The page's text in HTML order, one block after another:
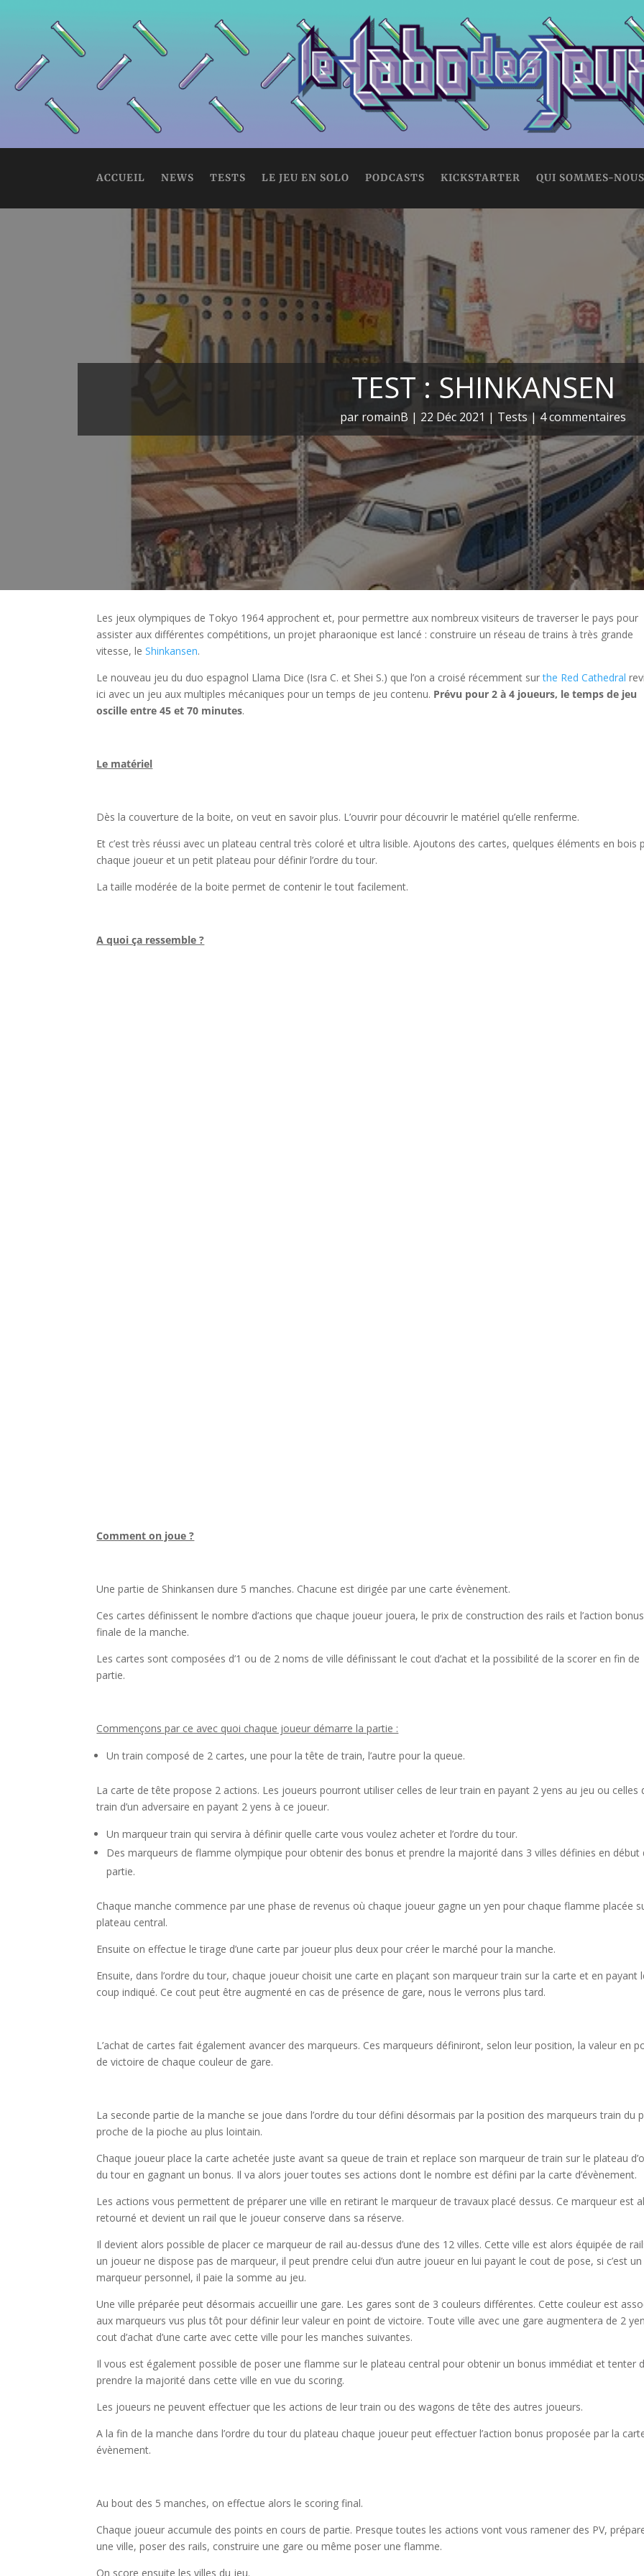
ACCUEIL NEWS TESTS LE JEU EN SOLO PODCASTS KICKSTARTER QUI SOMMES-
TEST : SHINKANSEN
par romainB | 22 Déc 2021 | Tests | 4 commentaires
Les jeux olympiques de Tokyo 1964 approchent et, pour permettre aux nombreux visiteurs de traverser le pays pour
assister aux différentes compétitions, un projet pharaonique est lancé : construire un réseau de trains à très grande
vitesse, leShinkansen.
Le nouveau jeu du duo espagnol Llama Dice (Isra C. et Shei S.) que l’on a croisé récemment surthe Red Cathedral
ici avec un jeu aux multiples mécaniques pour un temps de jeu contenu. Prévu pour 2 à 4 joueurs, le temps de jeu
oscille entre 45 et 70 minutes.
Le matériel
Dès la couverture de la boite, on veut en savoir plus. L’ouvrir pour découvrir le matériel qu’elle renferme.
Et c’est très réussi avec un plateau central très coloré et ultra lisible. Ajoutons des cartes, quelques éléments en bois
chaque joueur et un petit plateau pour définir l’ordre du tour.
La taille modérée de la boite permet de contenir le tout facilement.
A quoi ça ressemble ?
Comment on joue ?
Une partie de Shinkansen dure 5 manches. Chacune est dirigée par une carte évènement.
Ces cartes définissent le nombre d’actions que chaque joueur jouera, le prix de construction des rails et l’action bonus
finale de la manche.
Les cartes sont composées d’1 ou de 2 noms de ville définissant le cout d’achat et la possibilité de la scorer en fin de
partie.
Commençons par ce avec quoi chaque joueur démarre la partie :
Un train composé de 2 cartes, une pour la tête de train, l’autre pour la queue.
La carte de tête propose 2 actions. Les joueurs pourront utiliser celles de leur train en payant 2 yens au jeu ou celles
train d’un adversaire en payant 2 yens à ce joueur.
Un marqueur train qui servira à définir quelle carte vous voulez acheter et l’ordre du tour.
Des marqueurs de flamme olympique pour obtenir des bonus et prendre la majorité dans 3 villes définies en début
partie.
Chaque manche commence par une phase de revenus où chaque joueur gagne un yen pour chaque flamme placée
plateau central.
Ensuite on effectue le tirage d’une carte par joueur plus deux pour créer le marché pour la manche.
Ensuite, dans l’ordre du tour, chaque joueur choisit une carte en plaçant son marqueur train sur la carte et en payant
coup indiqué. Ce cout peut être augmenté en cas de présence de gare, nous le verrons plus tard.
L’achat de cartes fait également avancer des marqueurs. Ces marqueurs définiront, selon leur position, la valeur en
de victoire de chaque couleur de gare.
La seconde partie de la manche se joue dans l’ordre du tour défini désormais par la position des marqueurs train du
proche de la pioche au plus lointain.
Chaque joueur place la carte achetée juste avant sa queue de train et replace son marqueur de train sur le plateau
du tour en gagnant un bonus. Il va alors jouer toutes ses actions dont le nombre est défini par la carte d’évènement.
Les actions vous permettent de préparer une ville en retirant le marqueur de travaux placé dessus. Ce marqueur est
retourné et devient un rail que le joueur conserve dans sa réserve.
Il devient alors possible de placer ce marqueur de rail au-dessus d’une des 12 villes. Cette ville est alors équipée de
un joueur ne dispose pas de marqueur, il peut prendre celui d’un autre joueur en lui payant le cout de pose, si c’est un
marqueur personnel, il paie la somme au jeu.
Une ville préparée peut désormais accueillir une gare. Les gares sont de 3 couleurs différentes. Cette couleur est
aux marqueurs vus plus tôt pour définir leur valeur en point de victoire. Toute ville avec une gare augmentera de 2
cout d’achat d’une carte avec cette ville pour les manches suivantes.
Il vous est également possible de poser une flamme sur le plateau central pour obtenir un bonus immédiat et tenter
prendre la majorité dans cette ville en vue du scoring.
Les joueurs ne peuvent effectuer que les actions de leur train ou des wagons de tête des autres joueurs.
A la fin de la manche dans l’ordre du tour du plateau chaque joueur peut effectuer l’action bonus proposée par la
évènement.
Au bout des 5 manches, on effectue alors le scoring final.
Chaque joueur accumule des points en cours de partie. Presque toutes les actions vont vous ramener des PV,
une ville, poser des rails, construire une gare ou même poser une flamme.
On score ensuite les villes du jeu.